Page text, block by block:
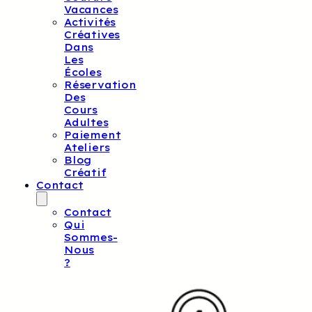
Vacances
Activités
Créatives
Dans
Les
Écoles
Réservation
Des
Cours
Adultes
Paiement
Ateliers
Blog
Créatif
Contact
Contact
Qui
Sommes-
Nous
?